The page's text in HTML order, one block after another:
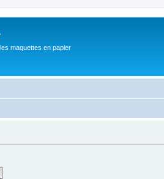
maquettes en papier